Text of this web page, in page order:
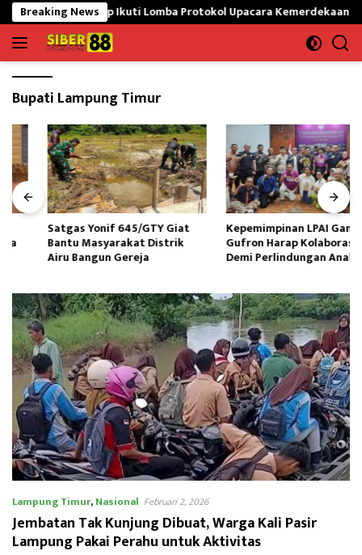
Langsung
ke
konten
Breaking News
Siap Ikuti Lomba Protokol Upacara Kemerdekaan RI
Bupati Lampung Timur
Satgas Yonif 645/GTY Giat
Bantu Masyarakat Distrik
Airu Bangun Gereja ‎
Kepemimpinan LPAI Ganti,M
Gufron Harap Kolaborasi Kuat
Demi Perlindungan Anak
Lampung Timur,Nasional Februari 2, 2026
Jembatan Tak Kunjung Dibuat, Warga Kali Pasir
Lampung Pakai Perahu untuk Aktivitas